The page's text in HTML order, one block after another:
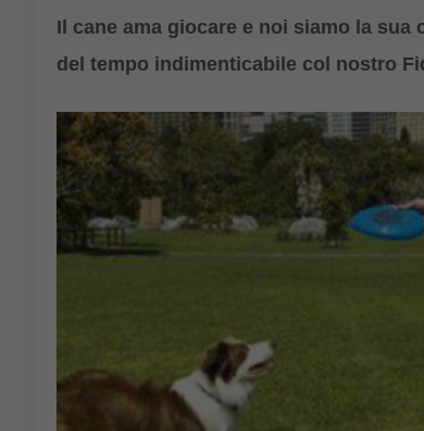
Il cane ama giocare e noi siamo la
del tempo indimenticabile col nostro